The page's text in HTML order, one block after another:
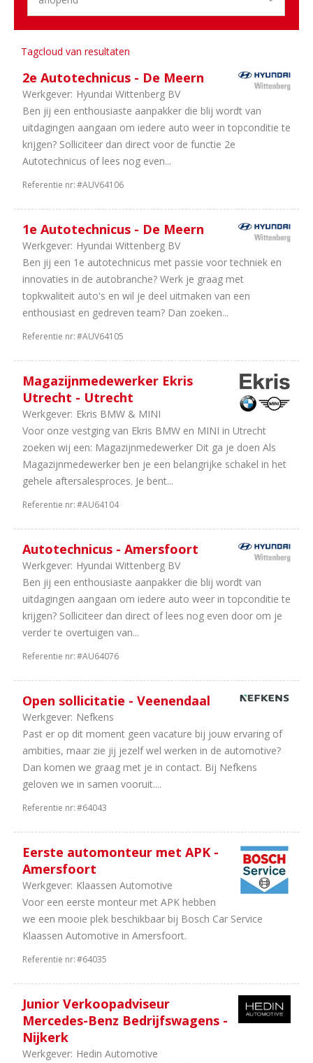
Opleiding
Administratief
Management
Financieel
Marketing
Stages
ICT
Digital
HRM
Sector
Duurzame
Mobiliteit
Dealerholdings
Personenauto's
Schadeherstel
Leasing
Onderdelen
Banden
en
wielen
Universeel
garages
Tweewielers
Trucks
&
Bus
Camper
en
Caravan
Opleiding
Finance
Importeurs
Franchise
Automatisering
Equipment
Aantal
uren
uur
overleg
32
uur
38
uur
24
uur
uur
16
Tagcloud van resultaten
2e Autotechnicus - De Meern
Werkgever: Hyundai Wittenberg BV
Ben jij een enthousiaste aanpakker die blij wordt van
uitdagingen aangaan om iedere auto weer in topconditie te
krijgen? Solliciteer dan direct voor de functie 2e
Autotechnicus of lees nog even...
Referentie nr:#AUV64106
1e Autotechnicus - De Meern
Werkgever: Hyundai Wittenberg BV
Ben jij een 1e autotechnicus met passie voor techniek en
innovaties in de autobranche? Werk je graag met
topkwaliteit auto's en wil je deel uitmaken van een
enthousiast en gedreven team? Dan zoeken...
Referentie nr:#AUV64105
Magazijnmedewerker Ekris
Utrecht - Utrecht
Werkgever: Ekris BMW & MINI
Voor onze vestging van Ekris BMW en MINI in Utrecht
zoeken wij een: Magazijnmedewerker Dit ga je doen Als
Magazijnmedewerker ben je een belangrijke schakel in het
gehele aftersalesproces. Je bent...
Referentie nr:#AU64104
Autotechnicus - Amersfoort
Werkgever: Hyundai Wittenberg BV
Ben jij een enthousiaste aanpakker die blij wordt van
uitdagingen aangaan om iedere auto weer in topconditie te
krijgen? Solliciteer dan direct of lees nog even door om je
verder te overtuigen van...
Referentie nr:#AU64076
Open sollicitatie - Veenendaal
Werkgever: Nefkens
Past er op dit moment geen vacature bij jouw ervaring of
ambities, maar zie jij jezelf wel werken in de automotive?
Dan komen we graag met je in contact. Bij Nefkens
geloven we in samen vooruit....
Referentie nr:#64043
Eerste automonteur met APK -
Amersfoort
Werkgever: Klaassen Automotive
Voor een eerste monteur met APK hebben
we een mooie plek beschikbaar bij Bosch Car Service
Klaassen Automotive in Amersfoort.
Referentie nr:#64035
Junior Verkoopadviseur
Mercedes-Benz Bedrijfswagens -
Nijkerk
Werkgever: Hedin Automotive